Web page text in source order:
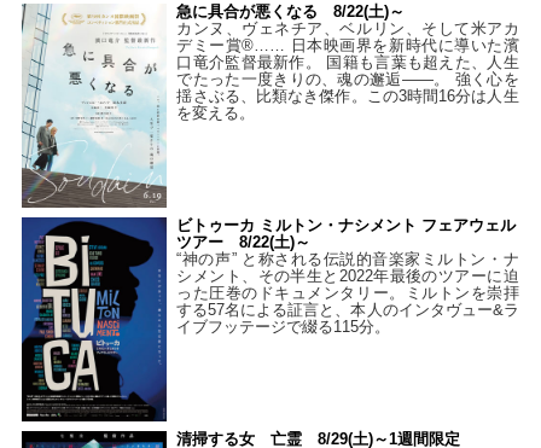
急に具合が悪くなる 8/22(土)～
カンヌ、ヴェネチア、ベルリン、そして米アカ
デミー賞®…… 日本映画界を新時代に導いた濱
口竜介監督最新作。 国籍も言葉も超えた、人生
でたった一度きりの、魂の邂逅――。 強く心を
揺さぶる、比類なき傑作。この3時間16分は人生
を変える。
ビトゥーカ ミルトン・ナシメント フェアウェル
ツアー 8/22(土)～
“神の声” と称される伝説的音楽家ミルトン・ナ
シメント、その半生と2022年最後のツアーに迫
った圧巻のドキュメンタリー。ミルトンを崇拝
する57名による証言と、本人のインタヴュー&ラ
イブフッテージで綴る115分。
清掃する女 亡霊 8/29(土)～1週間限定